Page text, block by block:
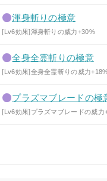
渾身斬りの極意
[Lv6効果]渾身斬りの威力+30%
全身全霊斬りの極意
[Lv6効果]全身全霊斬りの威力
プラズマブレードの極
[Lv6効果]プラズマブレードの威力